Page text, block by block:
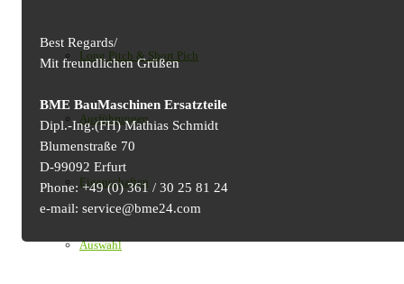
Long Pitch & Short Pich
Ausführungen
Eigenschaften
Auswahl
Best Regards/
Mit freundlichen Grüßen
BME BauMaschinen Ersatzteile
Dipl.-Ing.(FH) Mathias Schmidt
Blumenstraße 70
D-99092 Erfurt
Phone: +49 (0) 361 / 30 25 81 24
e-mail: service@bme24.com